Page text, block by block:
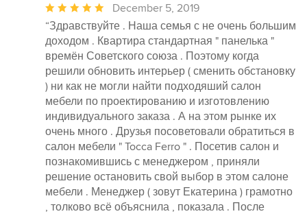
Average
rating:
5
out
of
5
stars
December 5, 2019
“Здравствуйте . Наша семья с не очень большим
доходом . Квартира стандартная " панелька "
времён Советского союза . Поэтому когда
решили обновить интерьер ( сменить обстановку
) ни как не могли найти подходяший салон
мебели по проектированию и изготовлению
индивидуального заказа . А на этом рынке их
очень много . Друзья посоветовали обратиться в
салон мебели " Tocca Ferro " . Посетив салон и
познакомившись с менеджером , приняли
решение остановить свой выбор в этом салоне
мебели . Менеджер ( зовут Екатерина ) грамотно
, толково всё объяснила , показала . После